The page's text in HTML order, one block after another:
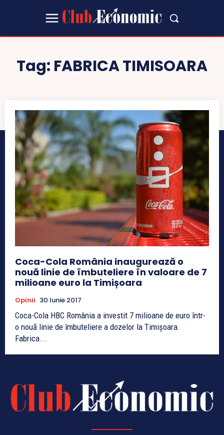
Tag: FABRICA TIMISOARA
Coca-Cola România inaugurează o
nouă linie de îmbuteliere în valoare de 7
milioane euro la Timișoara
Opinii 30 Iunie 2017
Coca-Cola HBC România a investit 7 milioane de euro într-
o nouă linie de îmbuteliere a dozelor la Timișoara.
Fabrica...